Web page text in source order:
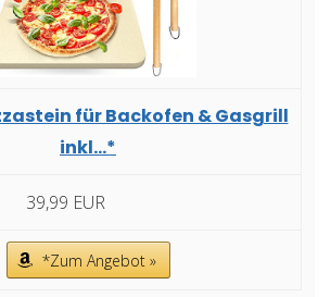
für Backofen & Gasgrill
inkl...*
39,99 EUR
*Zum Angebot »